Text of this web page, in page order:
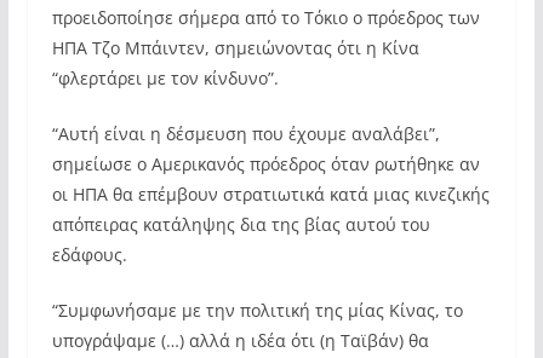
προειδοποίησε σήμερα από το Τόκιο ο πρόεδρος των
ΗΠΑ Τζο Μπάιντεν, σημειώνοντας ότι η Κίνα
“φλερτάρει με τον κίνδυνο”.
“Αυτή είναι η δέσμευση που έχουμε αναλάβει”,
σημείωσε ο Αμερικανός πρόεδρος όταν ρωτήθηκε αν
οι ΗΠΑ θα επέμβουν στρατιωτικά κατά μιας κινεζικής
απόπειρας κατάληψης δια της βίας αυτού του
εδάφους.
“Συμφωνήσαμε με την πολιτική της μίας Κίνας, το
υπογράψαμε (…) αλλά η ιδέα ότι (η Ταϊβάν) θα